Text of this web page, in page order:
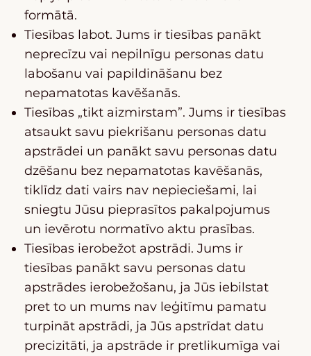
formātā.
Tiesības labot. Jums ir tiesības panākt
neprecīzu vai nepilnīgu personas datu
labošanu vai papildināšanu bez
nepamatotas kavēšanās.
Tiesības „tikt aizmirstam”. Jums ir tiesības
atsaukt savu piekrišanu personas datu
apstrādei un panākt savu personas datu
dzēšanu bez nepamatotas kavēšanās,
tiklīdz dati vairs nav nepieciešami, lai
sniegtu Jūsu pieprasītos pakalpojumus
un ievērotu normatīvo aktu prasības.
Tiesības ierobežot apstrādi. Jums ir
tiesības panākt savu personas datu
apstrādes ierobežošanu, ja Jūs iebilstat
pret to un mums nav leģitīmu pamatu
turpināt apstrādi, ja Jūs apstrīdat datu
precizitāti, ja apstrāde ir pretlikumīga vai